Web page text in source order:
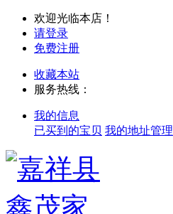
欢迎光临本店！
请登录
免费注册
收藏本站
服务热线：
我的信息
已买到的宝贝 我的地址管理